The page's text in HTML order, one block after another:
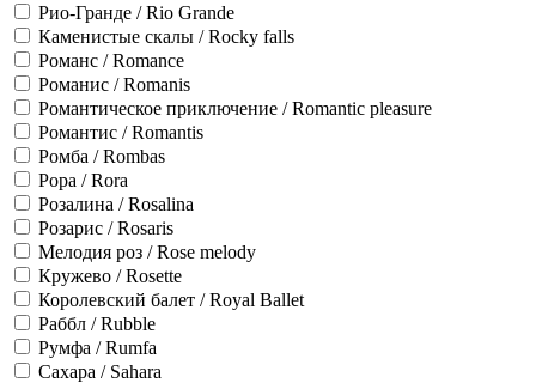
Рио-Гранде / Rio Grande
Каменистые скалы / Rocky falls
Романс / Romance
Романис / Romanis
Романтическое приключение / Romantic pleasure
Романтис / Romantis
Ромба / Rombas
Рора / Rora
Розалина / Rosalina
Розарис / Rosaris
Мелодия роз / Rose melody
Кружево / Rosette
Королевский балет / Royal Ballet
Раббл / Rubble
Румфа / Rumfa
Сахара / Sahara